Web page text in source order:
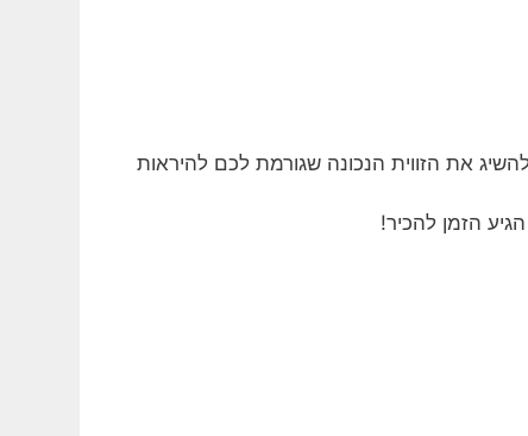
את הזווית הנכונה שגורמת לכם להיראות
הזמן להכיר!